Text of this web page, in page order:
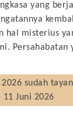
yang
hal misterius
sudah
Juni 2026